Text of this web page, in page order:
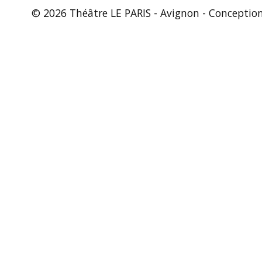
© 2026 Théâtre LE PARIS - Avignon -